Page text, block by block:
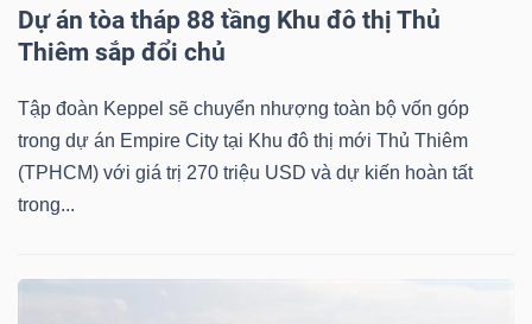
Dự án tòa tháp 88 tầng Khu đô thị Thủ
Thiêm sắp đổi chủ
Tập đoàn Keppel sẽ chuyển nhượng toàn bộ vốn góp
trong dự án Empire City tại Khu đô thị mới Thủ Thiêm
(TPHCM) với giá trị 270 triệu USD và dự kiến hoàn tất
trong...